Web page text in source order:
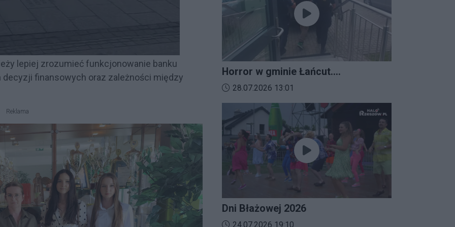
lepiej zrozumieć funkcjonowanie banku
finansowych oraz zależności między
Reklama
Horror w gminie Łańcut.
Mieszkaniec Rzeszowa
terroryzował rodzinę nożem i
zaatakował policjantów!
Data dodania materiału wideo:
28.07.2026 13:01
Dni Błażowej 2026
Data dodania materiału wideo:
24.07.2026 19:10